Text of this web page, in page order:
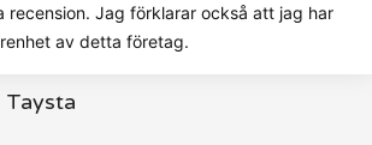
recension. Jag förklarar också att jag har
av detta företag.
Taysta